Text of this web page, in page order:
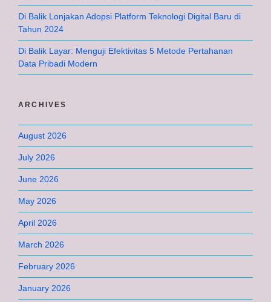
Di Balik Lonjakan Adopsi Platform Teknologi Digital Baru di
Tahun 2024
Di Balik Layar: Menguji Efektivitas 5 Metode Pertahanan
Data Pribadi Modern
ARCHIVES
August 2026
July 2026
June 2026
May 2026
April 2026
March 2026
February 2026
January 2026